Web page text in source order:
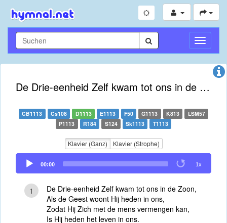
De Drie-eenheid Zelf kwam tot ons in de Zoon
CB1113 Cs108 D1113 E1113 F50 G1113 K813
LSM57
P1113
R184 S124 Sk1113 T1113
Klavier (Ganz) Klavier (Strophe)
Audio
Player
00:00 1x
1
De Drie-eenheid Zelf kwam tot ons in de Zoon,
Als de Geest woont Hij heden in ons,
Zodat Hij Zich met de mens vermengen kan,
Is Hij heden het leven in ons.